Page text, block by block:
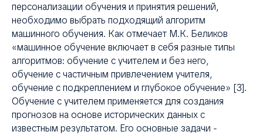
персонализации обучения и принятия решений,
необходимо выбрать подходящий алгоритм
машинного обучения. Как отмечает М.К. Беликов
«машинное обучение включает в себя разные типы
алгоритмов: обучение с учителем и без него,
обучение с частичным привлечением учителя,
обучение с подкреплением и глубокое обучение» [3].
Обучение с учителем применяется для создания
прогнозов на основе исторических данных с
известным результатом. Его основные задачи -